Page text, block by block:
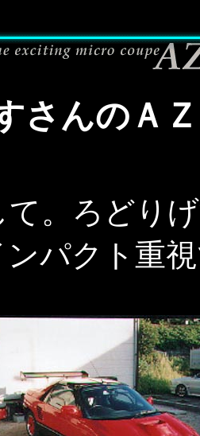
さんのＡ
。ろどり
ンパクト重